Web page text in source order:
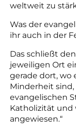
weltweit zu
Was der
ihr auch in der
Das schließt
jeweiligen Ort
gerade dort, wo
Minderheit
evangelischen
Katholizität und
angewiesen.“